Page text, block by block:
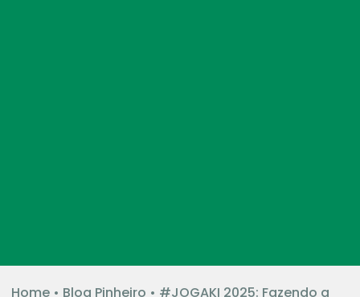
Home• Blog Pinheiro • #JOGAKI 2025: Fazendo a